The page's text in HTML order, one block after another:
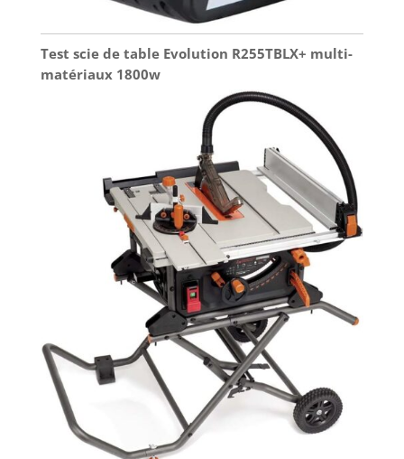
Test scie de table Evolution R255TBLX+ multi-
matériaux 1800w